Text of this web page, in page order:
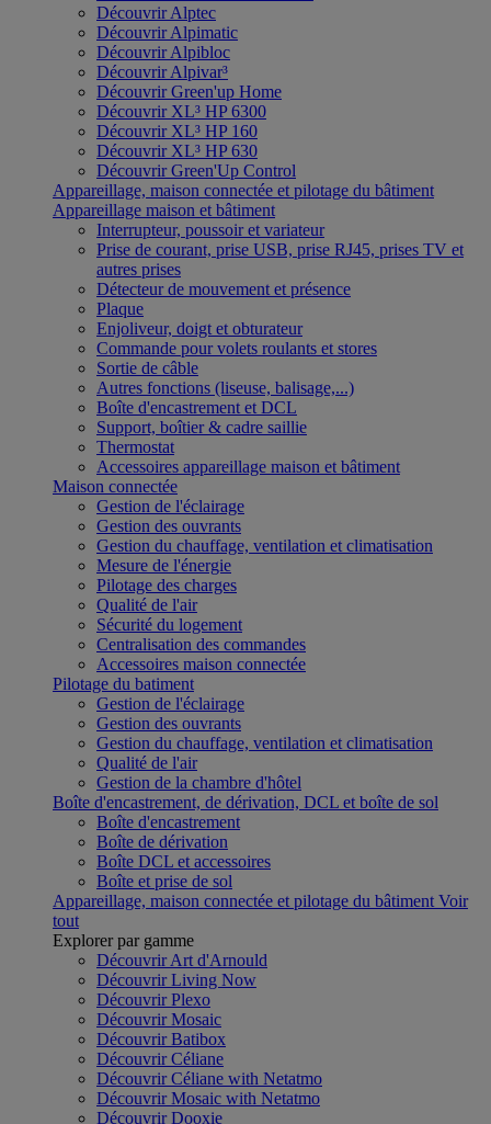
Découvrir Alptec
Découvrir Alpimatic
Découvrir Alpibloc
Découvrir Alpivar³
Découvrir Green'up Home
Découvrir XL³ HP 6300
Découvrir XL³ HP 160
Découvrir XL³ HP 630
Découvrir Green'Up Control
Appareillage, maison connectée et pilotage du bâtiment
Appareillage maison et bâtiment
Interrupteur, poussoir et variateur
Prise de courant, prise USB, prise RJ45, prises TV et
autres prises
Détecteur de mouvement et présence
Plaque
Enjoliveur, doigt et obturateur
Commande pour volets roulants et stores
Sortie de câble
Autres fonctions (liseuse, balisage,...)
Boîte d'encastrement et DCL
Support, boîtier & cadre saillie
Thermostat
Accessoires appareillage maison et bâtiment
Maison connectée
Gestion de l'éclairage
Gestion des ouvrants
Gestion du chauffage, ventilation et climatisation
Mesure de l'énergie
Pilotage des charges
Qualité de l'air
Sécurité du logement
Centralisation des commandes
Accessoires maison connectée
Pilotage du batiment
Gestion de l'éclairage
Gestion des ouvrants
Gestion du chauffage, ventilation et climatisation
Qualité de l'air
Gestion de la chambre d'hôtel
Boîte d'encastrement, de dérivation, DCL et boîte de sol
Boîte d'encastrement
Boîte de dérivation
Boîte DCL et accessoires
Boîte et prise de sol
Appareillage, maison connectée et pilotage du bâtiment Voir
tout
Explorer par gamme
Découvrir Art d'Arnould
Découvrir Living Now
Découvrir Plexo
Découvrir Mosaic
Découvrir Batibox
Découvrir Céliane
Découvrir Céliane with Netatmo
Découvrir Mosaic with Netatmo
Découvrir Dooxie